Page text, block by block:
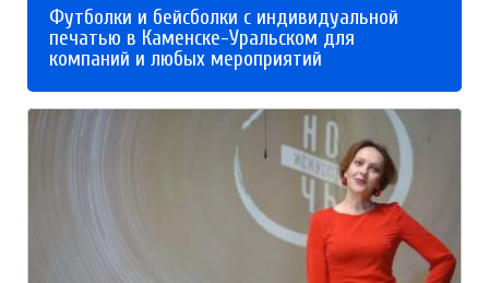
Футболки и бейсболки с индивидуальной
печатью в Каменске-Уральском для
компаний и любых мероприятий